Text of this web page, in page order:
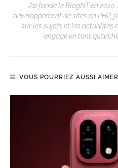
J’ai fondé le BlogNT en
développement de sites en PHP,
sur les sujets et les actualités
engagé en tant
VOUS POURRIEZ AUSSI AIMER